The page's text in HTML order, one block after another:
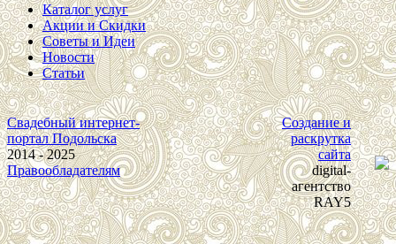
Каталог услуг
Акции и Скидки
Советы и Идеи
Новости
Статьи
Свадебный интернет-
портал Подольска
2014 - 2025
Правообладателям
Создание и
раскрутка
сайта
digital-
агентство
RAY5